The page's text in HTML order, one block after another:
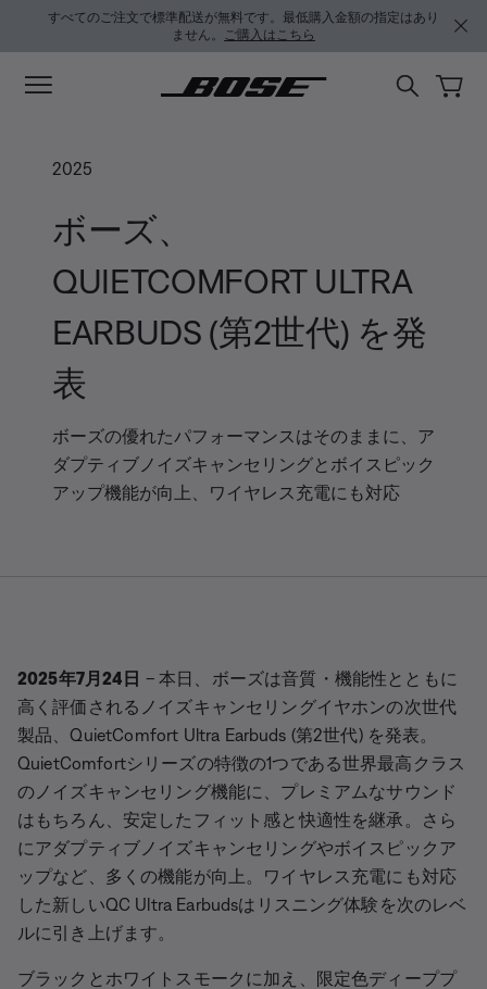
メインコンテンツに移動
フッターコンテンツに移動
アクセシビリティ声明に移動する
すべてのご注文で標準配送が無料です。最低購入金額の指定はあり
ません。 ご購入はこちら
2025
ボーズ、
QUIETCOMFORT ULTRA
EARBUDS (第2世代) を発
表
ボーズの優れたパフォーマンスはそのままに、ア
ダプティブノイズキャンセリングとボイスピック
アップ機能が向上、ワイヤレス充電にも対応
2025年7月24日 – 本日、ボーズは音質・機能性とともに
高く評価されるノイズキャンセリングイヤホンの次世代
製品、QuietComfort Ultra Earbuds (第2世代) を発表。
QuietComfortシリーズの特徴の1つである世界最高クラス
のノイズキャンセリング機能に、プレミアムなサウンド
はもちろん、安定したフィット感と快適性を継承。さら
にアダプティブノイズキャンセリングやボイスピックア
ップなど、多くの機能が向上。ワイヤレス充電にも対応
した新しいQC Ultra Earbudsはリスニング体験を次のレベ
ルに引き上げます。
ブラックとホワイトスモークに加え、限定色ディーププ